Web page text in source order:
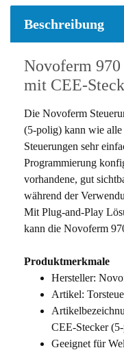
Beschreibung
Novoferm
mit CEE-
Die Novoferm
(5-polig) kann wie
Steuerungen sehr
Programmierung
vorhandene, gut
während der
Mit Plug-and-Play
kann die Novoferm
Produktmerkmale
Hersteller:
Artikel:
CEE-Stecker
Geeignet für